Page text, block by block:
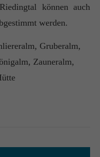
können auch
werden.
Gruberalm,
Zauneralm,